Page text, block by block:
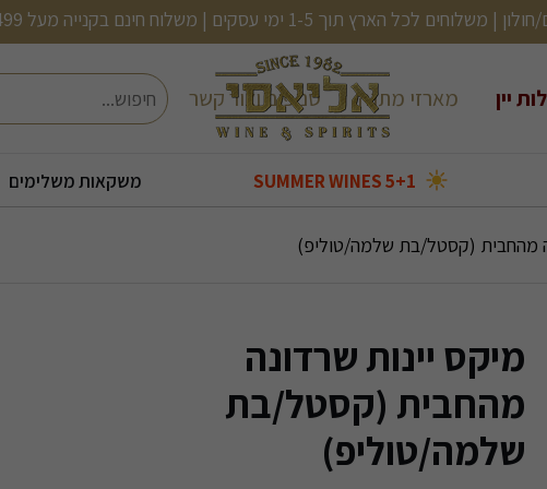
משלוח חינם בקנייה מעל 499 (לא כולל בירות, שתיה קלה ועוד)
יין מארזי מתנה סניפים וצור קשר חיפוש
משקאות משלימים
מהחבית (קסטל/בת שלמה/טוליפ)
מיקס יינות שרדונה
מהחבית (קסטל/בת
שלמה/טוליפ)